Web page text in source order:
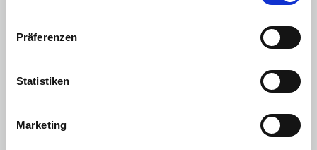
Präferenzen
Statistiken
Marketing
Motor / Bauart
Leistung kW
Getriebe